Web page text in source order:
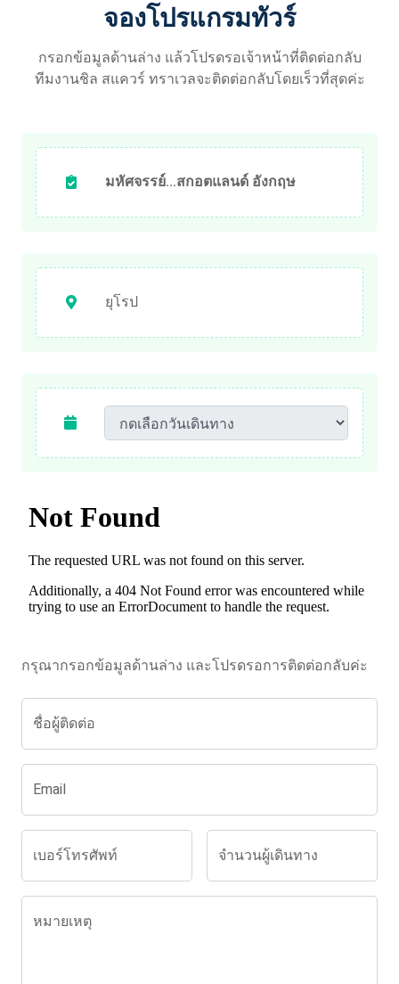
จองโปรแกรมทัวร์
กรอกข้อมูลด้านล่าง แล้วโปรดรอเจ้าหน้าที่ติดต่อกลับ
ทีมงานชิล สแควร์ ทราเวลจะติดต่อกลับโดยเร็วที่สุดค่ะ
มหัศจรรย์...สกอตแลนด์ อังกฤษ
ยุโรป
กรุณากรอกข้อมูลด้านล่าง และโปรดรอการติดต่อกลับค่ะ
ชื่อผู้ติดต่อ
Email
เบอร์โทรศัพท์ จำนวนผู้เดินทาง
หมายเหตุ